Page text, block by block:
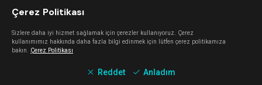
Çerez Politikası
Sizlere daha iyi hizmet sağlamak için çerezler kullanıyoruz. Çerez
kullanımımız hakkında daha fazla bilgi edinmek için lütfen çerez politikamıza
bakın. Çerez Politikası
Reddet Anladım